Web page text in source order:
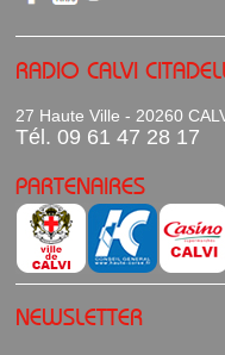
RADIO CALVI
27 Haute Ville - 20260
Tél. 09 61 47 28 17
PARTENAIRES
NEWSLETTER